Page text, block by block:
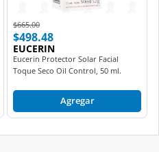
Price reduced from
$665.00to
$498.48
EUCERIN
Eucerin Protector Solar Facial
Toque Seco Oil Control, 50 ml.
Agregar